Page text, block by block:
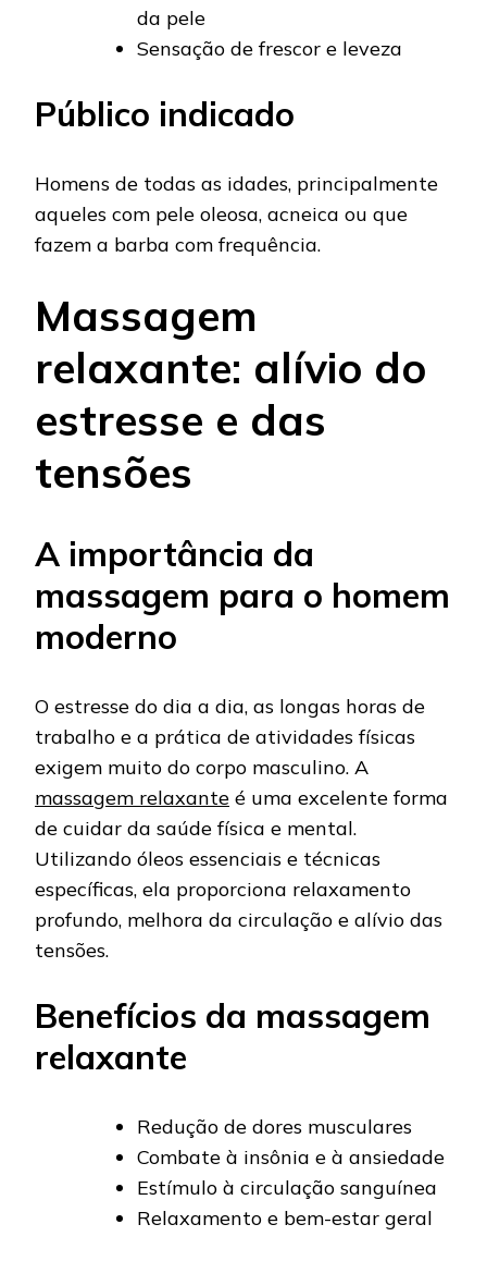
da pele
Sensação de frescor e leveza
Público indicado
Homens de todas as idades, principalmente
aqueles com pele oleosa, acneica ou que
fazem a barba com frequência.
Massagem
relaxante: alívio do
estresse e das
tensões
A importância da
massagem para o homem
moderno
O estresse do dia a dia, as longas horas de
trabalho e a prática de atividades físicas
exigem muito do corpo masculino. A
massagem relaxante é uma excelente forma
de cuidar da saúde física e mental.
Utilizando óleos essenciais e técnicas
específicas, ela proporciona relaxamento
profundo, melhora da circulação e alívio das
tensões.
Benefícios da massagem
relaxante
Redução de dores musculares
Combate à insônia e à ansiedade
Estímulo à circulação sanguínea
Relaxamento e bem-estar geral